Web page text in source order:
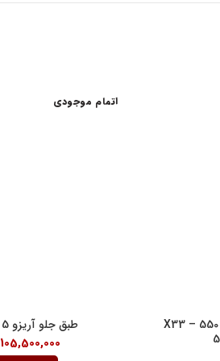
کاسه نمد گاید سوپاپ 315 – 530 – 550 – X33
اتمام موجودی
طبق جلو آریزو 5 و آریزو 6
105,500,000